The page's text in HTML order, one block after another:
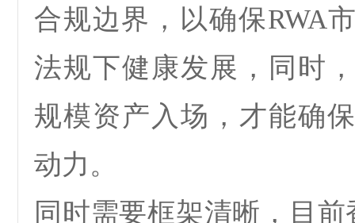
合规边界 ，以确保RWA
法规下健康发展，同时
规模资产入场，才能确
动力。
同时需要框架清晰，目前